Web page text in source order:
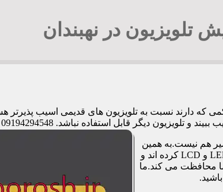
تلویزیون در نهبندان
که دارند نسبت به تلویزیون های قدیمی اسیب
قابل استفاده نباشد. 09194294548 آقای جوادی
هم نیست.به همین
دلیل برخی شرکت ها و کارگاه ها اقدام به طراحی و تولید صفحات محافظ صفحه نمایش تلویزیون LED و LCD کرده اند و
محافظت می کند.ما